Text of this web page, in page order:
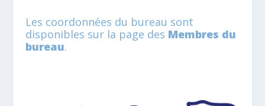
Les coordonnées du bureau sont
disponibles sur la page des Membres du
bureau.